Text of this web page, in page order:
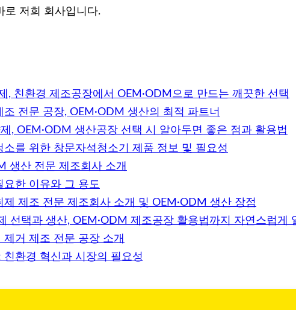
로 저희 회사입니다.
, 친환경 제조공장에서 OEM·ODM으로 만드는 깨끗한 선택
조 전문 공장, OEM·ODM 생산의 최적 파트너
, OEM·ODM 생산공장 선택 시 알아두면 좋은 점과 활용법
소를 위한 창문자석청소기 제품 정보 및 필요성
생산 전문 제조회사 소개
요한 이유와 그 용도
제 제조 전문 제조회사 소개 및 OEM·ODM 생산 장점
선택과 생산, OEM·ODM 제조공장 활용법까지 자연스럽게
제거 제조 전문 공장 소개
친환경 혁신과 시장의 필요성